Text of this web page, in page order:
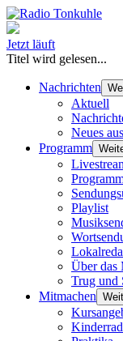
Jetzt läuft
Titel wird gelesen...
Nachrichten
Aktuell
Neues
Programm
Playlist
Über das
Trug und
Mitmachen